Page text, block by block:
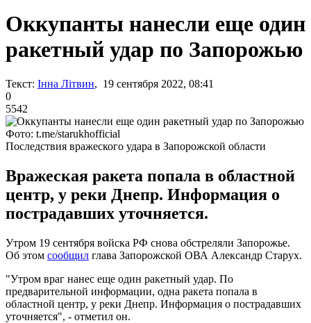
Оккупанты нанесли еще один
ракетный удар по Запорожью
Текст: Інна Літвин, 19 сентября 2022, 08:41
0
5542
Фото: t.me/starukhofficial
Последствия вражеского удара в Запорожской области
Вражеская ракета попала в областной
центр, у реки Днепр. Информация о
пострадавших уточняется.
Утром 19 сентября войска РФ снова обстреляли Запорожье.
Об этом сообщил глава Запорожской ОВА Александр Старух.
"Утром враг нанес еще один ракетный удар. По
предварительной информации, одна ракета попала в
областной центр, у реки Днепр. Информация о пострадавших
уточняется", - отметил он.